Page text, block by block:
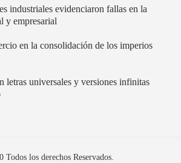
industriales evidenciaron fallas en la
y empresarial
en la consolidación de los imperios
letras universales y versiones infinitas
Todos los derechos Reservados.